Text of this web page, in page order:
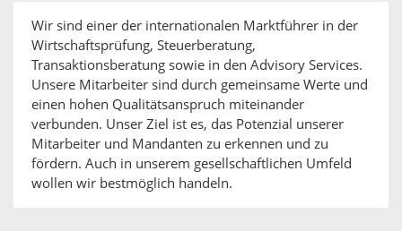
Wir sind einer der internationalen Marktführer in der
Wirtschaftsprüfung, Steuerberatung,
Transaktionsberatung sowie in den Advisory Services.
Unsere Mitarbeiter sind durch gemeinsame Werte und
einen hohen Qualitätsanspruch miteinander
verbunden. Unser Ziel ist es, das Potenzial unserer
Mitarbeiter und Mandanten zu erkennen und zu
fördern. Auch in unserem gesellschaftlichen Umfeld
wollen wir bestmöglich handeln.